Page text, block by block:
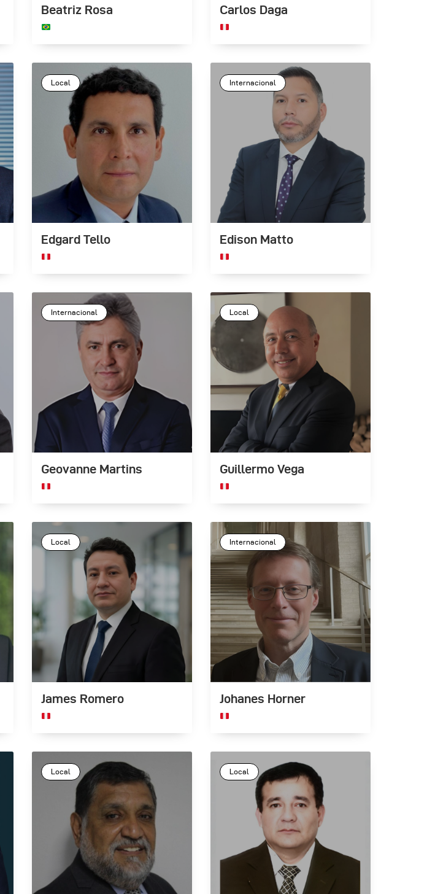
Beatriz Rosa Carlos Daga
Local
Edgard Tello
Internacional
Edison Matto
Internacional
Geovanne Martins
Local
Guillermo Vega
Local
James Romero
Internacional
Johanes Horner
Local Local